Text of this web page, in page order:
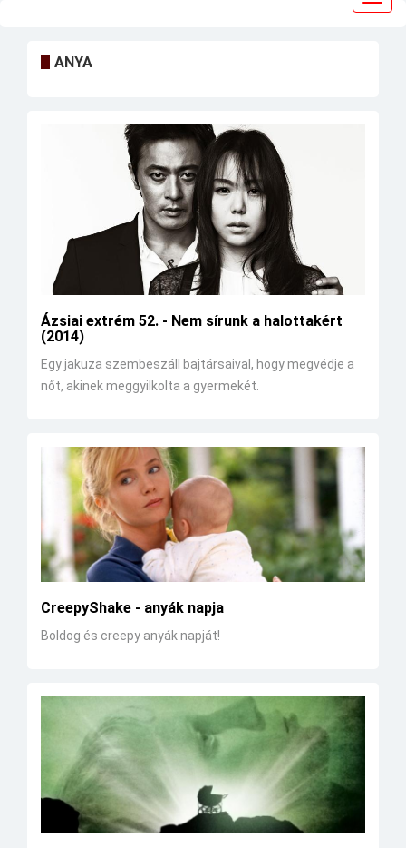
ANYA
Ázsiai extrém 52. - Nem sírunk a halottakért
(2014)
Egy jakuza szembeszáll bajtársaival, hogy megvédje a
nőt, akinek meggyilkolta a gyermekét.
CreepyShake - anyák napja
Boldog és creepy anyák napját!